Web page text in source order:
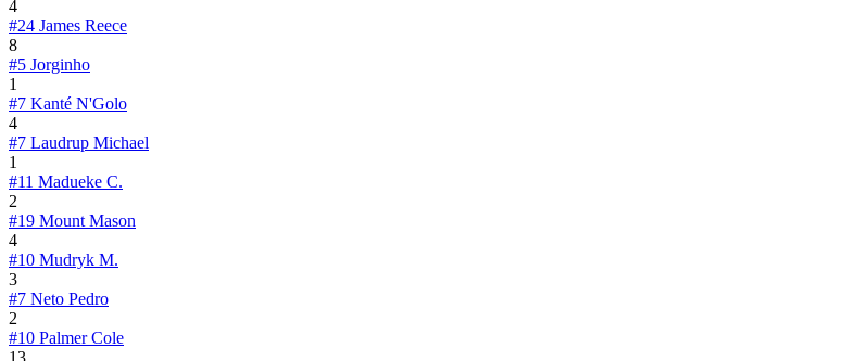
4
#24 James Reece
8
#5 Jorginho
1
#7 Kanté N'Golo
4
#7 Laudrup Michael
1
#11 Madueke C.
2
#19 Mount Mason
4
#10 Mudryk M.
3
#7 Neto Pedro
2
#10 Palmer Cole
13